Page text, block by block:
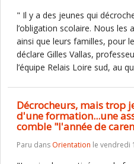
" Il y a des jeunes qui
l’obligation scolaire. Nous les
ainsi que leurs familles, pour
déclare Gilles Vallas,
l’équipe Relais Loire sud, au
Décrocheurs, mais trop
d'une formation...une
comble "l'année de
Paru dans Orientation le vendredi